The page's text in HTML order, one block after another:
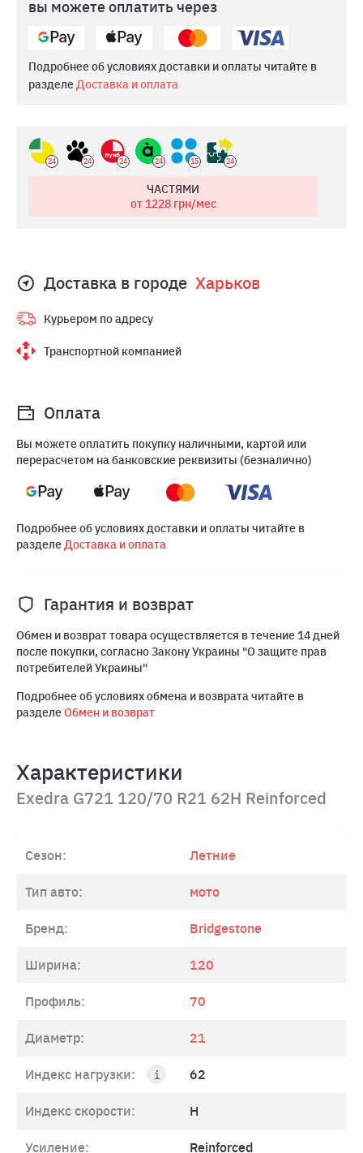
вы можете оплатить через
Подробнее об условиях доставки и оплаты читайте в
разделеДоставка и оплата
24 24 24 24 15 24
ЧАСТЯМИ
от 1228грн/мес
Доставка в городе Харьков
Курьером по адресу
Транспортной компанией
Оплата
Вы можете оплатить покупку наличными, картой или
перерасчетом на банковские реквизиты (безналично)
Подробнее об условиях доставки и оплаты читайте в
разделеДоставка и оплата
Гарантия и возврат
Обмен и возврат товара осуществляется в течение 14 дней
после покупки, согласно Закону Украины "О защите прав
потребителей Украины"
Подробнее об условиях обмена и возврата читайте в
разделеОбмен и возврат
Характеристики
Exedra G721 120/70 R21 62H Reinforced
Сезон: Летние
Тип авто: мото
Бренд: Bridgestone
Ширина: 120
Профиль: 70
Диаметр: 21
Индекс нагрузки: 62
Индекс скорости: H
Усиление: Reinforced